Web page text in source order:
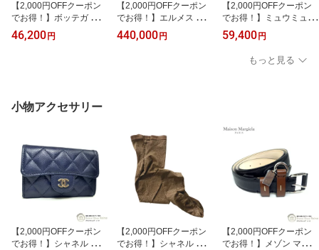
【2,000円OFFクーポン
でお得！】ボッテガ ヴェ
ネタ （BOTTEGA VENE
TA） イントレチャート
46,200 円
【2,000円OFFクーポン
でお得！】エルメス （H
ERMES） ドゴンGM デ
ュオ トリヨンクレマンス
440,000 円
【2,000円OFFクーポン
でお得！】ミュウミュウ
（MIUMIU） レザー ロゴ
ショルダーウォレット コ
ンパクト 財布 5MT024
ブラック【中古】
59,400 円
もっと見る
小物アクセサリー
【2,000円OFFクーポン
でお得！】シャネル （C
【2,000円OFFクーポン
でお得！】シャネル （C
【2,000円OFFクーポン
でお得！】メゾン マルジ